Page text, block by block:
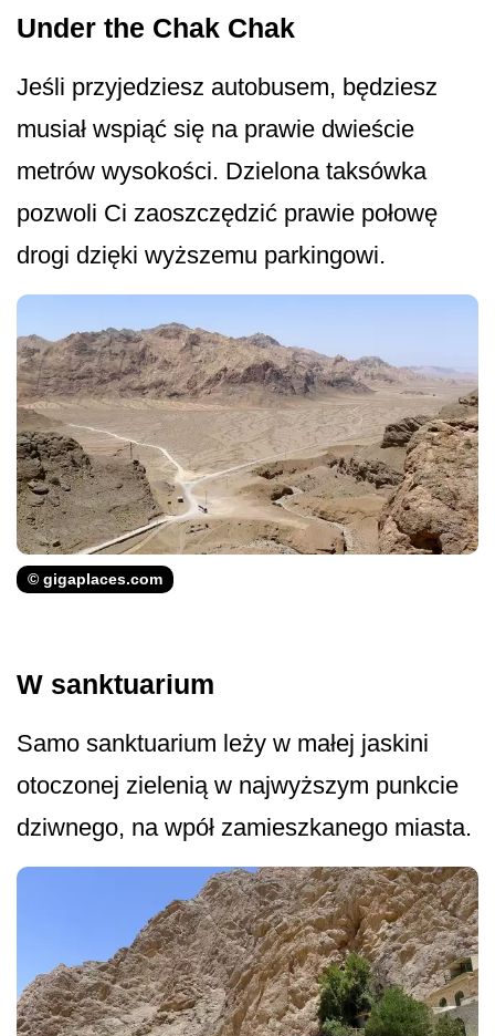
Under the Chak Chak
Jeśli przyjedziesz autobusem, będziesz
musiał wspiąć się na prawie dwieście
metrów wysokości. Dzielona taksówka
pozwoli Ci zaoszczędzić prawie połowę
drogi dzięki wyższemu parkingowi.
© gigaplaces.com
W sanktuarium
Samo sanktuarium leży w małej jaskini
otoczonej zielenią w najwyższym punkcie
dziwnego, na wpół zamieszkanego miasta.